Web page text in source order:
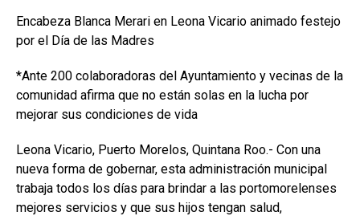
Encabeza Blanca Merari en Leona Vicario animado festejo
por el Día de las Madres
*Ante 200 colaboradoras del Ayuntamiento y vecinas de la
comunidad afirma que no están solas en la lucha por
mejorar sus condiciones de vida
Leona Vicario, Puerto Morelos, Quintana Roo.- Con una
nueva forma de gobernar, esta administración municipal
trabaja todos los días para brindar a las portomorelenses
mejores servicios y que sus hijos tengan salud,